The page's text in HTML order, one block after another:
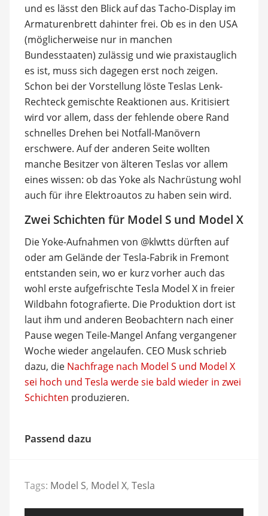
und es lässt den Blick auf das Tacho-Display im
Armaturenbrett dahinter frei. Ob es in den USA
(möglicherweise nur in manchen
Bundesstaaten) zulässig und wie praxistauglich
es ist, muss sich dagegen erst noch zeigen.
Schon bei der Vorstellung löste Teslas Lenk-
Rechteck gemischte Reaktionen aus. Kritisiert
wird vor allem, dass der fehlende obere Rand
schnelles Drehen bei Notfall-Manövern
erschwere. Auf der anderen Seite wollten
manche Besitzer von älteren Teslas vor allem
eines wissen: ob das Yoke als Nachrüstung wohl
auch für ihre Elektroautos zu haben sein wird.
Zwei Schichten für Model S und Model X
Die Yoke-Aufnahmen von @klwtts dürften auf
oder am Gelände der Tesla-Fabrik in Fremont
entstanden sein, wo er kurz vorher auch das
wohl erste aufgefrischte Tesla Model X in freier
Wildbahn fotografierte. Die Produktion dort ist
laut ihm und anderen Beobachtern nach einer
Pause wegen Teile-Mangel Anfang vergangener
Woche wieder angelaufen. CEO Musk schrieb
dazu, die Nachfrage nach Model S und Model X
sei hoch und Tesla werde sie bald wieder in zwei
Schichten produzieren.
Passend dazu
Tags: Model S, Model X, Tesla